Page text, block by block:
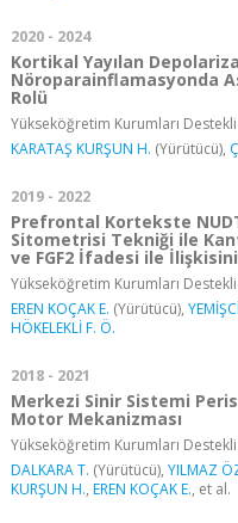
2020 - 2024
Kortikal Yayılan
Nöroparainflamasyonda
Rolü
Yükseköğretim Kurumları
KARATAŞ KURŞUN H. (Yürütücü),
2019 - 2022
Prefrontal Kortekste
Sitometrisi Tekniği ile
ve FGF2 İfadesi ile
Yükseköğretim Kurumları
EREN KOÇAK E. (Yürütücü),
HÖKELEKLİ F. Ö.
2018 - 2021
Merkezi Sinir Sistemi
Motor Mekanizması
Yükseköğretim Kurumları
DALKARA T. (Yürütücü), YILMAZ
KURŞUN H., EREN KOÇAK E., et al.